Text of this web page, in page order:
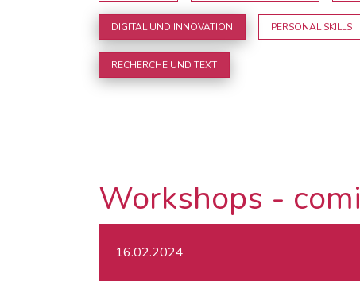
DIGITAL UND INNOVATION PERSONAL SKILLS
RECHERCHE UND TEXT
Workshops -
16.02.2024